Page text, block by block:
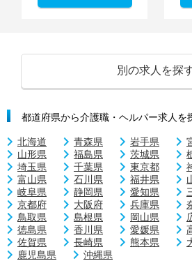
別の求人を探
都道府県から介護職・ヘルパー求人を
北海道 青森県 岩手県
山形県
福島県 茨城県
埼玉県
千葉県 東京都
富山県
石川県 福井県
岐阜県
静岡県 愛知県
京都府
大阪府 兵庫県
鳥取県
島根県 岡山県
徳島県
香川県 愛媛県
佐賀県
長崎県 熊本県
鹿児島県
沖縄県